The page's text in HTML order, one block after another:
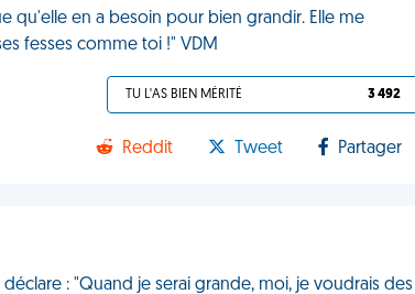
qu'elle en a besoin pour bien grandir. Elle me
fesses comme toi !" VDM
TU L'AS BIEN MÉRITÉ 3 492
Reddit Tweet Partager
: "Quand je serai grande, moi, je voudrais des